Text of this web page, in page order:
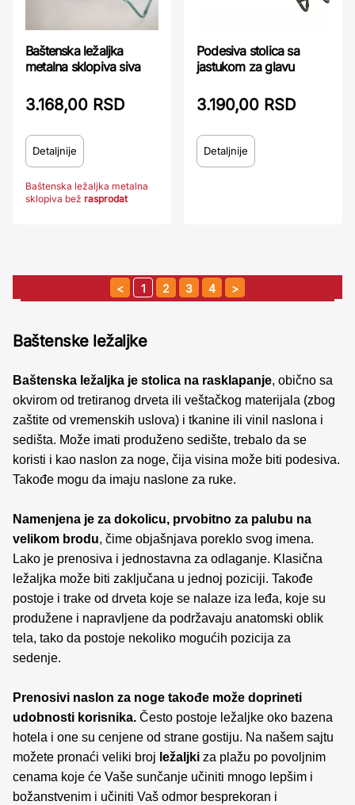
Baštenska ležaljka
metalna sklopiva siva
3.168,00 RSD
Detaljnije
Baštenska ležaljka metalna
sklopiva bež rasprodat
Podesiva stolica sa
jastukom za glavu
3.190,00 RSD
Detaljnije
1 2 3 4
Baštenske ležaljke
Baštenska ležaljka je stolica na rasklapanje, obično sa
okvirom od tretiranog drveta ili veštačkog materijala (zbog
zaštite od vremenskih uslova) i tkanine ili vinil naslona i
sedišta. Može imati produženo sedište, trebalo da se
koristi i kao naslon za noge, čija visina može biti podesiva.
Takođe mogu da imaju naslone za ruke.
Namenjena je za dokolicu, prvobitno za palubu na
velikom brodu, čime objašnjava poreklo svog imena.
Lako je prenosiva i jednostavna za odlaganje. Klasična
ležaljka može biti zaključana u jednoj poziciji. Takođe
postoje i trake od drveta koje se nalaze iza leđa, koje su
produžene i napravljene da podržavaju anatomski oblik
tela, tako da postoje nekoliko mogućih pozicija za
sedenje.
Prenosivi naslon za noge takođe može doprineti
udobnosti korisnika. Često postoje ležaljke oko bazena
hotela i one su cenjene od strane gostiju. Na našem sajtu
možete pronaći veliki broj ležaljki za plažu po povoljnim
cenama koje će Vaše sunčanje učiniti mnogo lepšim i
božanstvenim i učiniti Vaš odmor besprekoran i